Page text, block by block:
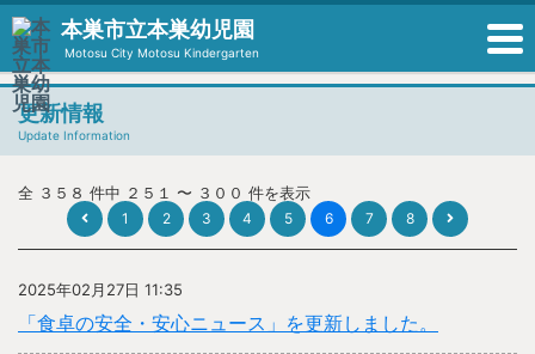
本巣市立本巣幼児園
Motosu City Motosu Kindergarten
更新情報
Update Information
全 ３５８ 件中 ２５１ 〜 ３００ 件を表示
1 2 3 4 5 6 7 8
2025年02月27日 11:35
「食卓の安全・安心ニュース」を更新しました。